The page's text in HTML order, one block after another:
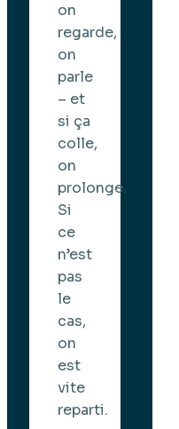
on
regarde,
on
parle
– et
si ça
colle,
on
prolonge.
Si
ce
n’est
pas
le
cas,
on
est
vite
reparti.